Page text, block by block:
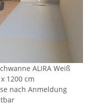
ALIRA Weiß
1200 cm
nach Anmeldung